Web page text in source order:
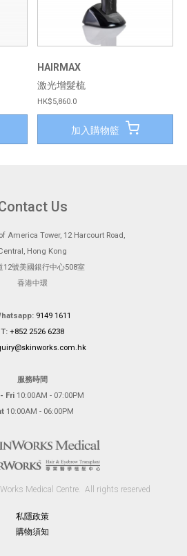
HAIRMAX
激光增髮梳
HK$5,860.0
加入購物籃
Us
America Tower, 12 Harcourt Road,
Hong Kong
12號美國銀行中心508室
香港中環
9149 1611
T: +852 2526 6238
服務時間
Fri10:00AM - 07:00PM
10:00AM - 06:00PM
Medical Centre. All rights reserved
私隱政策
購物須知